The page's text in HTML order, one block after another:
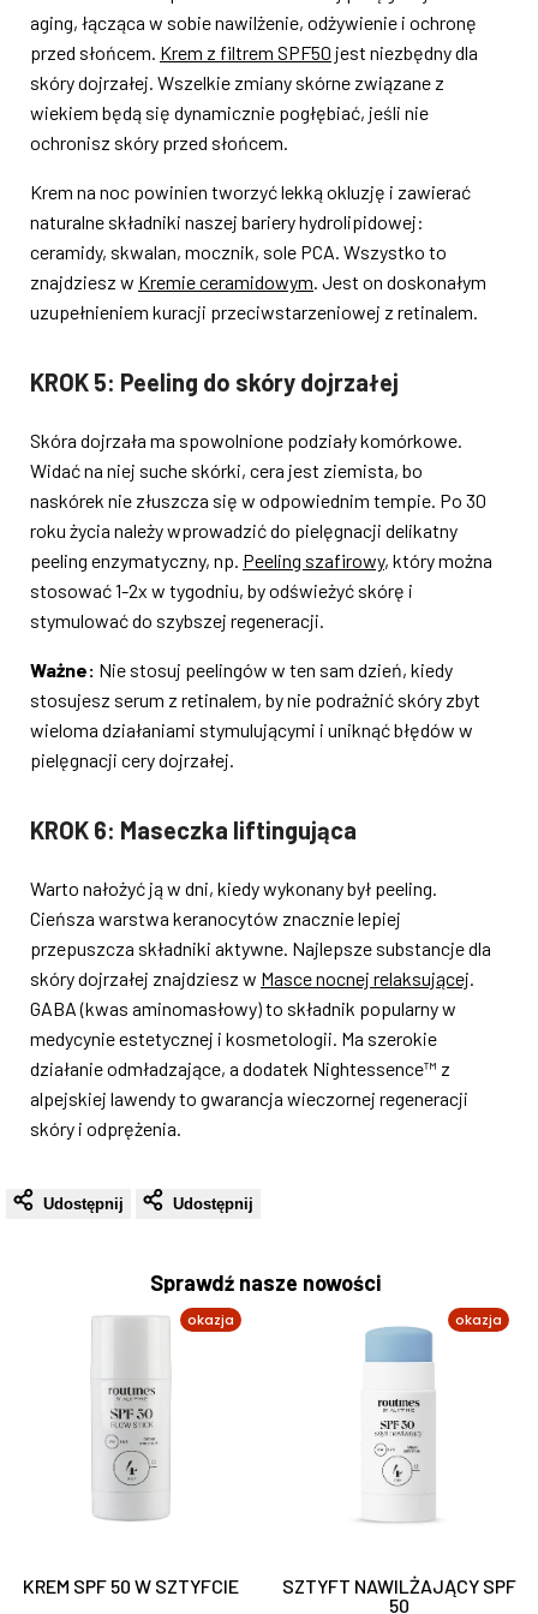
aging, łącząca w sobie nawilżenie, odżywienie i ochronę
przed słońcem. Krem z filtrem SPF50 jest niezbędny dla
skóry dojrzałej. Wszelkie zmiany skórne związane z
wiekiem będą się dynamicznie pogłębiać, jeśli nie
ochronisz skóry przed słońcem.
Krem na noc powinien tworzyć lekką okluzję i zawierać
naturalne składniki naszej bariery hydrolipidowej:
ceramidy, skwalan, mocznik, sole PCA. Wszystko to
znajdziesz w Kremie ceramidowym. Jest on doskonałym
uzupełnieniem kuracji przeciwstarzeniowej z retinalem.
KROK 5: Peeling do skóry dojrzałej
Skóra dojrzała ma spowolnione podziały komórkowe.
Widać na niej suche skórki, cera jest ziemista, bo
naskórek nie złuszcza się w odpowiednim tempie. Po 30
roku życia należy wprowadzić do pielęgnacji delikatny
peeling enzymatyczny, np. Peeling szafirowy, który można
stosować 1-2x w tygodniu, by odświeżyć skórę i
stymulować do szybszej regeneracji.
Ważne: Nie stosuj peelingów w ten sam dzień, kiedy
stosujesz serum z retinalem, by nie podrażnić skóry zbyt
wieloma działaniami stymulującymi i uniknąć błędów w
pielęgnacji cery dojrzałej.
KROK 6: Maseczka liftingująca
Warto nałożyć ją w dni, kiedy wykonany był peeling.
Cieńsza warstwa keranocytów znacznie lepiej
przepuszcza składniki aktywne. Najlepsze substancje dla
skóry dojrzałej znajdziesz w Masce nocnej relaksującej.
GABA (kwas aminomasłowy) to składnik popularny w
medycynie estetycznej i kosmetologii. Ma szerokie
działanie odmładzające, a dodatek Nightessence™ z
alpejskiej lawendy to gwarancja wieczornej regeneracji
skóry i odprężenia.
Udostępnij Udostępnij
Sprawdź nasze nowości
okazja
dopodgląd
KREM SPF 50 W SZTYFCIE
okazja
dopodgląd
SZTYFT NAWILŻAJĄCY SPF
50